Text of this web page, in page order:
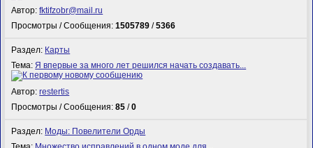
Автор:fktifzobr@mail.ru
Просмотры / Сообщения:1505789 /5366
Раздел: Карты
Тема:Я впервые за много лет решился начать создавать...
Автор:restertis
Просмотры / Сообщения:85 /0
Раздел: Моды: Повелители Орды